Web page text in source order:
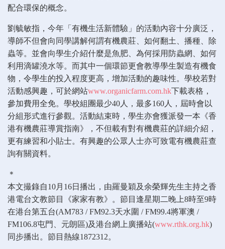
配合環保的概念。
劉毓敏指，今年「有機生活新體驗」的活動內容十分廣泛，
導師不但會向同學講解何謂有機農莊、如何翻土、播種、除
蟲等。並會向學生介紹什麼是魚肥、為何採用防蟲網、如何
利用滴罐澆水等。而其中一個環節更會教導學生製造有機食
物，令學生的投入程度更高，增加活動的趣味性。學校若對
活動感興趣，可於網站www.organicfarm.com.hk下載表格，
參加費用全免。學校組團最少40人，最多160人，屆時會以
分組形式進行參觀。活動結束時，學生亦會獲派發一本《香
港有機農莊導賞指南》，不但載有對有機農莊的詳細介紹，
更有練習和小貼士。有興趣的公眾人士亦可致電有機農莊查
詢有關資料。
＊
本文撮錄自10月16日播出，由羅曼穎及余榮輝先生主持之香
港電台文教節目《家家有教》。節目逢星期二晚上8時至9時
在港台第五台(AM783 / FM92.3天水圍 / FM99.4將軍澳 /
FM106.8屯門、元朗區)及港台網上廣播站(www.rthk.org.hk)
同步播出。節目熱線1872312。